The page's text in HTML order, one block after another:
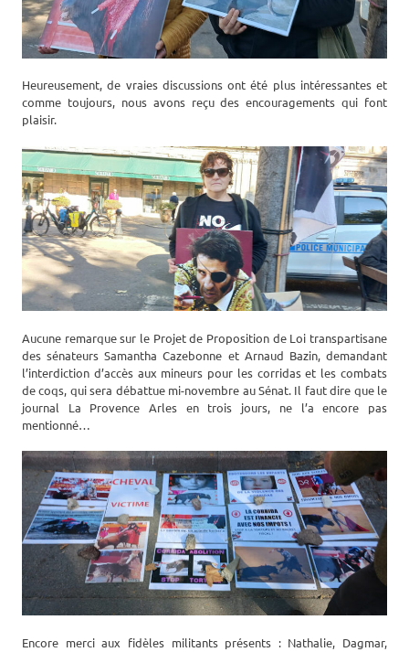
Heureusement, de vraies discussions ont été plus intéressantes et
comme toujours, nous avons reçu des encouragements qui font
plaisir.
Aucune remarque sur le Projet de Proposition de Loi transpartisane
des sénateurs Samantha Cazebonne et Arnaud Bazin, demandant
l’interdiction d’accès aux mineurs pour les corridas et les combats
de coqs, qui sera débattue mi-novembre au Sénat. Il faut dire que le
journal La Provence Arles en trois jours, ne l’a encore pas
mentionné…
Encore merci aux fidèles militants présents : Nathalie, Dagmar,